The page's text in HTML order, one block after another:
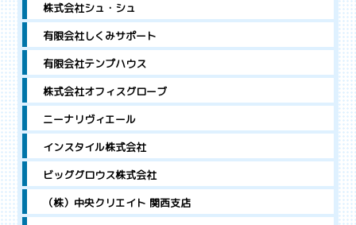
株式会社シュ・シュ
有限会社しくみサポート
有限会社テンプハウス
株式会社オフィスグローブ
ニーナリヴィエール
インスタイル株式会社
ビッググロウス株式会社
（株）中央クリエイト 関西支店